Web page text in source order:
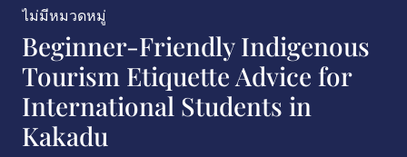
ไม่มีหมวดหมู่
Indigenous Tourism Etiquette
Trends Shaping Kangaroo
Island in 2026
Posted onby